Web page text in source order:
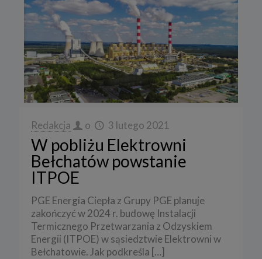
Redakcja o 3 lutego 2021
W pobliżu Elektrowni
Bełchatów powstanie
ITPOE
PGE Energia Ciepła z Grupy PGE planuje
zakończyć w 2024 r. budowę Instalacji
Termicznego Przetwarzania z Odzyskiem
Energii (ITPOE) w sąsiedztwie Elektrowni w
Bełchatowie. Jak podkreśla […]